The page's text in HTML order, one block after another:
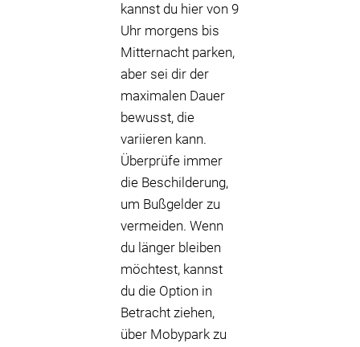
kannst du hier von 9
Uhr morgens bis
Mitternacht parken,
aber sei dir der
maximalen Dauer
bewusst, die
variieren kann.
Überprüfe immer
die Beschilderung,
um Bußgelder zu
vermeiden. Wenn
du länger bleiben
möchtest, kannst
du die Option in
Betracht ziehen,
über Mobypark zu